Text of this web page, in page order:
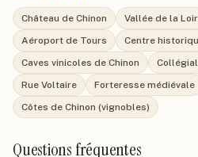
Château de Chinon Vallée de la
Aéroport de Tours
Centre
Caves vinicoles de Chinon
Rue Voltaire
Forteresse médiévale
Côtes de Chinon (vignobles)
Questions fréquentes